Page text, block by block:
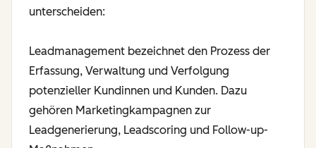
unterscheiden:
Leadmanagement bezeichnet den Prozess der
Erfassung, Verwaltung und Verfolgung
potenzieller Kundinnen und Kunden. Dazu
gehören Marketingkampagnen zur
Leadgenerierung, Leadscoring und Follow-up-